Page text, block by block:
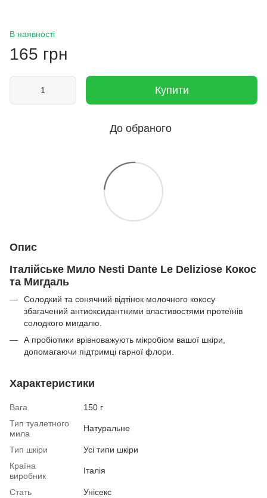
В наявності
165 грн
Купити
До обраного
Опис
Італійське Мило Nesti Dante Le Deliziose Кокос
та Мигдаль
Солодкий та сонячний відтінок молочного кокосу
збагачений антиоксидантними властивостями протеїнів
солодкого мигдалю.
А пробіотики врівноважують мікробіом вашої шкіри,
допомагаючи підтримці гарної флори.
Характеристики
Вага
150 г
Тип туалетного
мила
Натуральне
Тип шкіри
Усі типи шкіри
Країна
виробник
Італія
Стать
Унісекс